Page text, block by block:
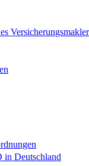
in Deutschland